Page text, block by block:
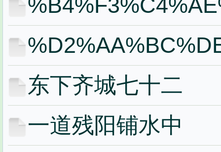
东下齐城七十二
一道残阳铺水中